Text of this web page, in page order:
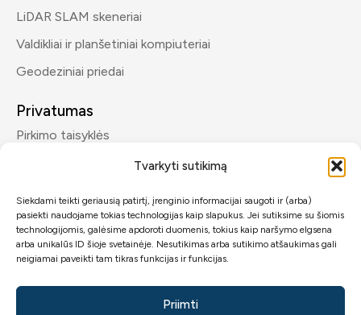
Tvarkyti sutikimą
Siekdami teikti geriausią patirtį, įrenginio informacijai saugoti ir (arba)
pasiekti naudojame tokias technologijas kaip slapukus. Jei sutiksime su šiomis
technologijomis, galėsime apdoroti duomenis, tokius kaip naršymo elgsena
arba unikalūs ID šioje svetainėje. Nesutikimas arba sutikimo atšaukimas gali
neigiamai paveikti tam tikras funkcijas ir funkcijas.
Priimti
LiDAR SLAM skeneriai
Valdikliai ir planšetiniai kompiuteriai
Geodeziniai priedai
Privatumas
Pirkimo taisyklės
Kontaktai
info@geomp.lt
+370 600 89432